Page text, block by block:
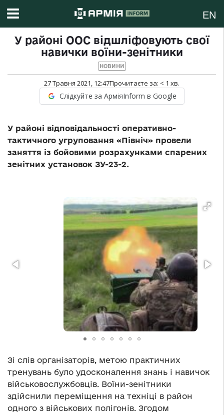
EN
У районі ООС відшліфовують свої
навички воїни-зенітники
НОВИНИ
27 Травня 2021, 12:47Прочитаєте за: < 1 хв.
Слідкуйте за АрміяInform в Google
У районі відповідальності оперативно-
тактичного угруповання «Північ» провели
заняття із бойовими розрахунками спарених
зенітних установок ЗУ-23-2.
Зі слів організаторів, метою практичних
тренувань було удосконалення знань і навичок
військовослужбовців. Воїни-зенітники
здійснили переміщення на техніці в район
одного з військових полігонів. Згодом